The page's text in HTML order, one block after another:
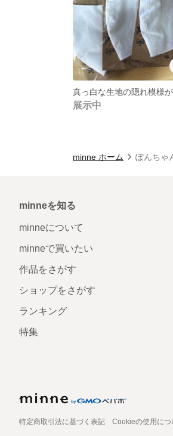
展示中
minne ホーム ぽんちゃ
minneを知る
minneについて
minneで買いたい
作品をさがす
ショップをさがす
ランキング
特集
特定商取引法に基づく表記 Cookieの使用につ